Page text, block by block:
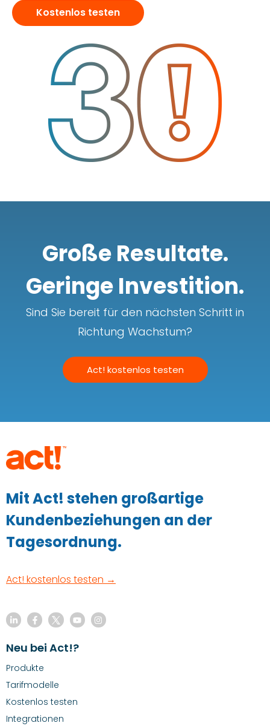
Kostenlos testen
Große Resultate.
Geringe Investition.
Sind Sie bereit für den nächsten Schritt in
Richtung Wachstum?
Act! kostenlos testen
Mit Act! stehen großartige
Kundenbeziehungen an der
Tagesordnung.
Act! kostenlos testen →
Neu bei Act!?
Produkte
Tarifmodelle
Kostenlos testen
Integrationen